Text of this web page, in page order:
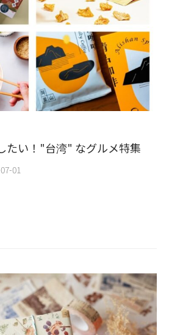
たい！"台湾" なグルメ特集
01